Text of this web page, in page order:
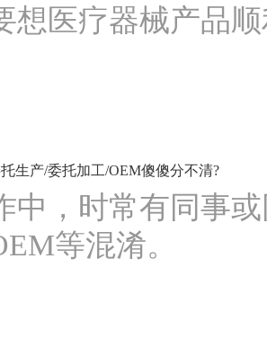
想医疗器械产品
生产/委托加工/OEM傻傻分不清?
中，时常有同事
等混淆。